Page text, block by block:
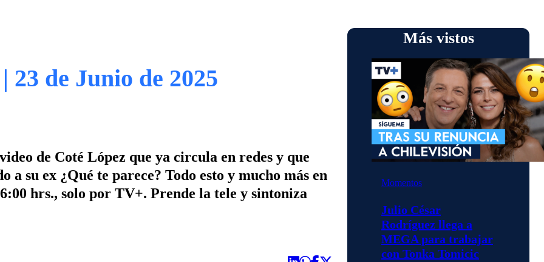
23 de Junio de 2025
de Coté López que ya circula en redes y que
su ex ¿Qué te parece? Todo esto y mucho más en
hrs., solo por TV+. Prende la tele y sintoniza
Más vistos
Momentos
Julio César
Rodríguez llega a
MEGA para trabajar
con Tonka Tomicic